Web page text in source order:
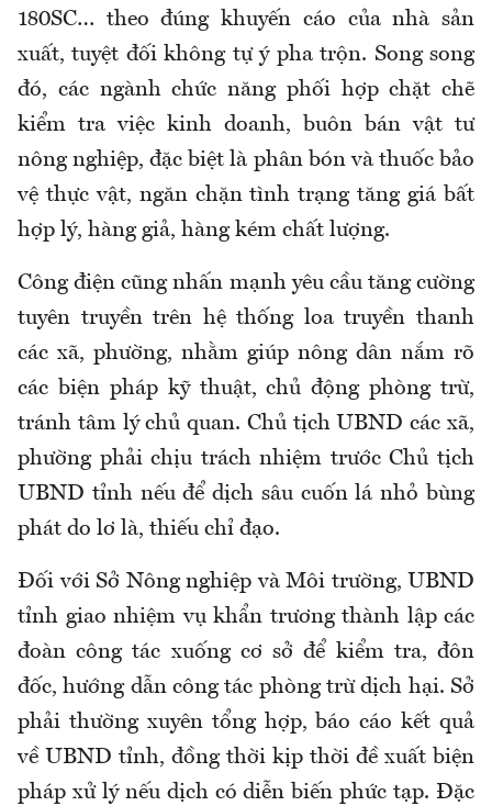
180SC… theo đúng khuyến cáo của nhà sản
xuất, tuyệt đối không tự ý pha trộn. Song song
đó, các ngành chức năng phối hợp chặt chẽ
kiểm tra việc kinh doanh, buôn bán vật tư
nông nghiệp, đặc biệt là phân bón và thuốc bảo
vệ thực vật, ngăn chặn tình trạng tăng giá bất
hợp lý, hàng giả, hàng kém chất lượng.
Công điện cũng nhấn mạnh yêu cầu tăng cường
tuyên truyền trên hệ thống loa truyền thanh
các xã, phường, nhằm giúp nông dân nắm rõ
các biện pháp kỹ thuật, chủ động phòng trừ,
tránh tâm lý chủ quan. Chủ tịch UBND các xã,
phường phải chịu trách nhiệm trước Chủ tịch
UBND tỉnh nếu để dịch sâu cuốn lá nhỏ bùng
phát do lơ là, thiếu chỉ đạo.
Đối với Sở Nông nghiệp và Môi trường, UBND
tỉnh giao nhiệm vụ khẩn trương thành lập các
đoàn công tác xuống cơ sở để kiểm tra, đôn
đốc, hướng dẫn công tác phòng trừ dịch hại. Sở
phải thường xuyên tổng hợp, báo cáo kết quả
về UBND tỉnh, đồng thời kịp thời đề xuất biện
pháp xử lý nếu dịch có diễn biến phức tạp. Đặc